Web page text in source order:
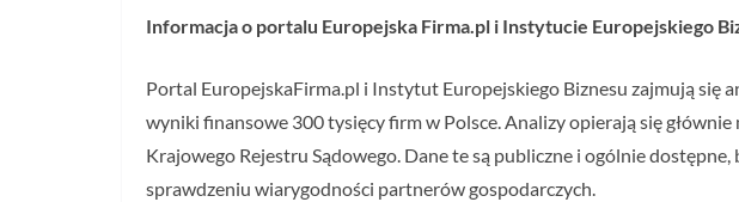
Informacja o portalu Europejska Firma.pl i Instytucie Europejskiego
Portal EuropejskaFirma.pl i Instytut Europejskiego Biznesu zajmują
wyniki finansowe 300 tysięcy firm w Polsce. Analizy opierają się
Krajowego Rejestru Sądowego. Dane te są publiczne i ogólnie
sprawdzeniu wiarygodności partnerów gospodarczych.